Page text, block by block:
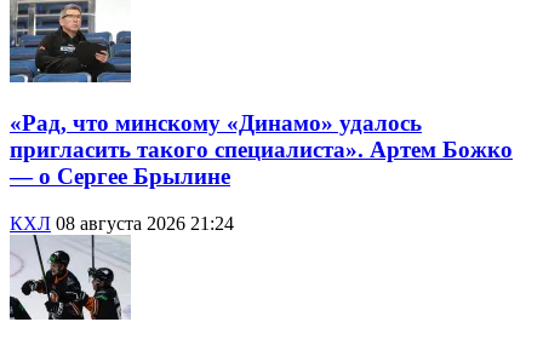
«Рад, что минскому «Динамо» удалось
пригласить такого специалиста». Артем Божко
— о Сергее Брылине
КХЛ 08 августа 2026 21:24